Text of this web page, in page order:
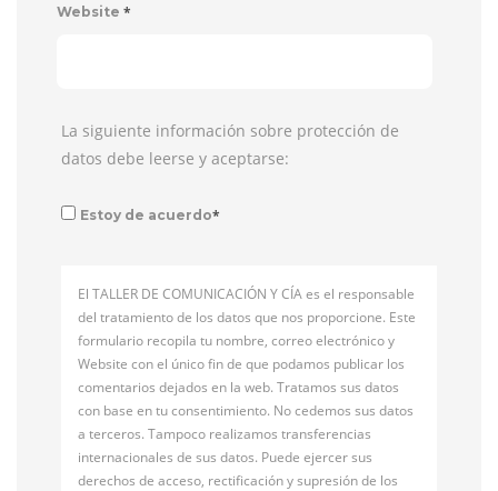
Website *
La siguiente información sobre protección de
datos debe leerse y aceptarse:
Estoy de acuerdo*
El TALLER DE COMUNICACIÓN Y CÍA es el responsable
del tratamiento de los datos que nos proporcione. Este
formulario recopila tu nombre, correo electrónico y
Website con el único fin de que podamos publicar los
comentarios dejados en la web. Tratamos sus datos
con base en tu consentimiento. No cedemos sus datos
a terceros. Tampoco realizamos transferencias
internacionales de sus datos. Puede ejercer sus
derechos de acceso, rectificación y supresión de los